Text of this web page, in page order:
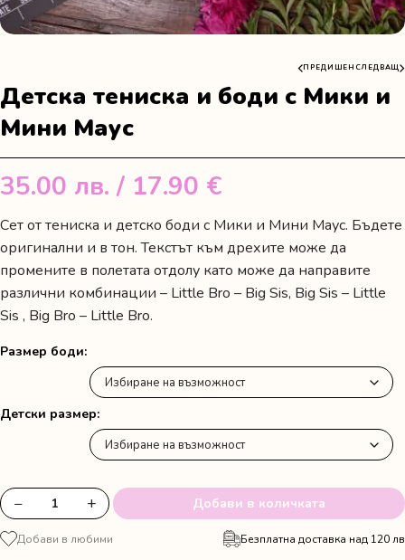
ПРЕДИШЕН СЛЕДВАЩ
Детска тениска и боди с Мики и
Мини Маус
35.00 лв. / 17.90 €
Сет от тениска и детско боди с Мики и Мини Маус. Бъдете
оригинални и в тон. Текстът към дрехите може да
промените в полетата отдолу като може да направите
различни комбинации – Little Bro – Big Sis, Big Sis – Little
Sis , Big Bro – Little Bro.
Размер боди
Детски размер
количество
за
Детска
− + Добави в количката
Добави в любими Безплатна доставка над 120 лв